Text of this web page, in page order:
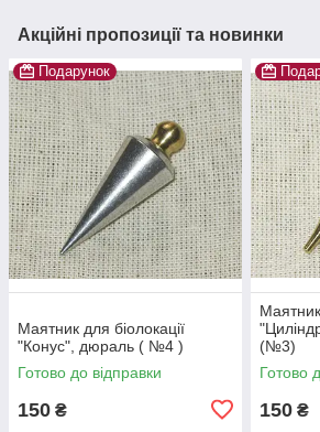
Акційні пропозиції та новинки
Подарунок
Маятник для біолокації
"Конус", дюраль ( №4 )
Готово до відправки
150 ₴
Маятник
(№3)
Готово
150 ₴